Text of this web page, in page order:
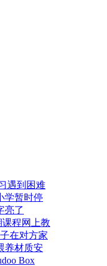
遇到困难
学暂时停
亮了
程网上教
在对方家
养材质安
Box